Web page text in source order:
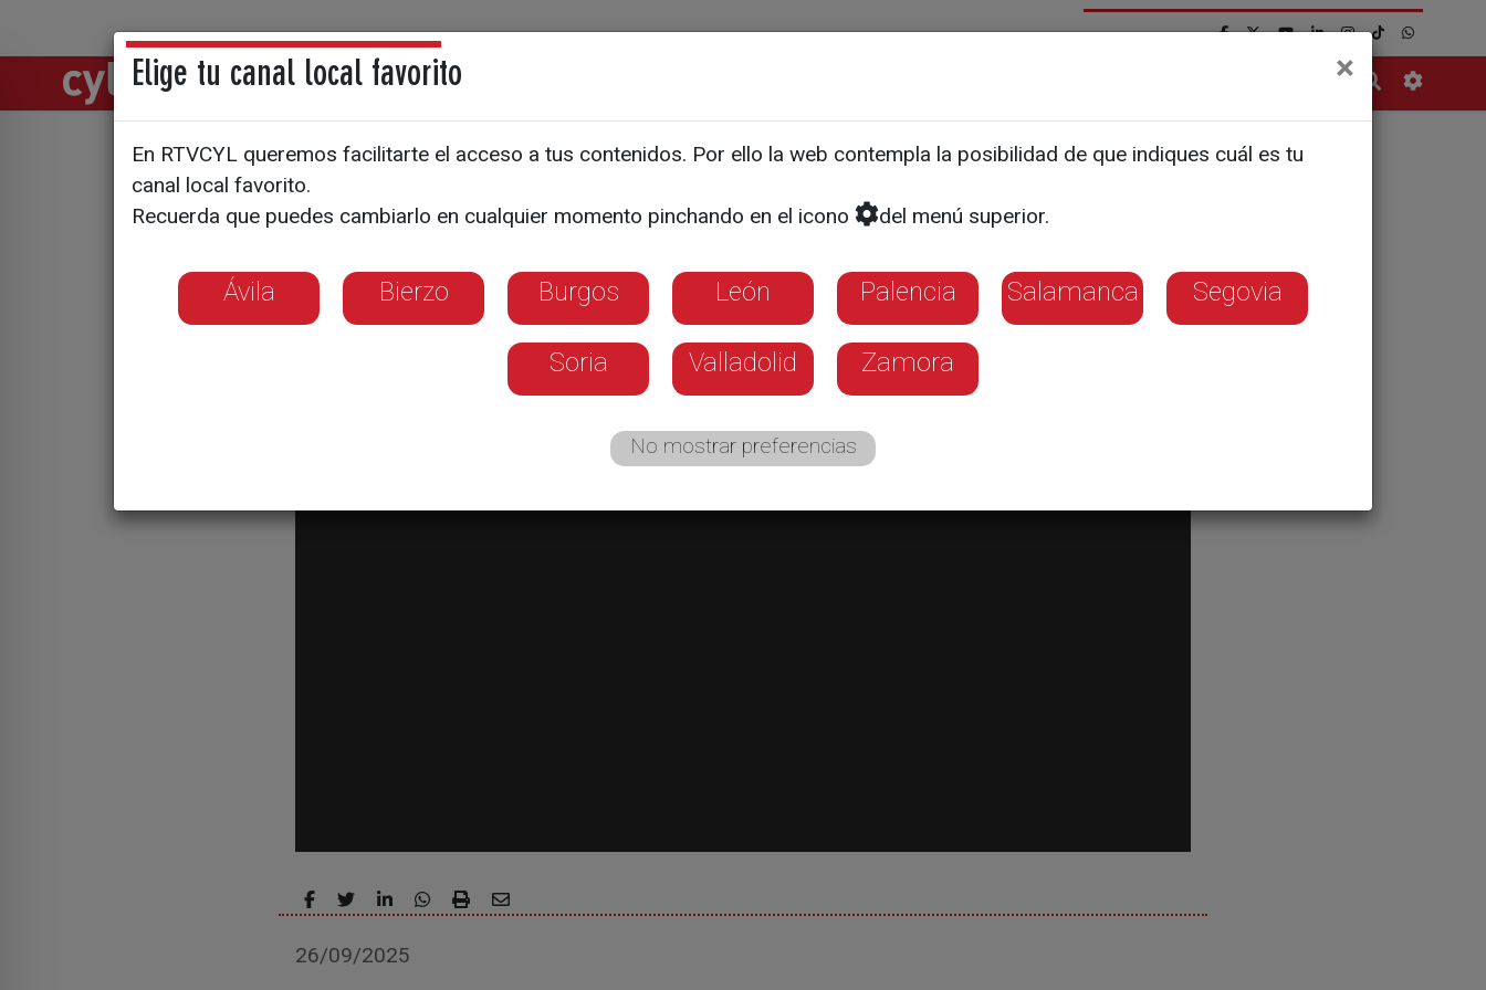
Directos Noticias
Ocho mociones a debate en el pleno de
septiembre del ayuntamiento. Han salido
todas adelante menos una
26/09/2025
Elige tu canal local favorito ×
En RTVCYL queremos facilitarte el acceso a tus contenidos. Por ello la web contempla la posibilidad de que indiques cuál es tu
canal local favorito.
Recuerda que puedes cambiarlo en cualquier momento pinchando en el icono
del menú superior.
Ávila Bierzo Burgos León Palencia Salamanca Segovia
Soria Valladolid Zamora
No mostrar preferencias